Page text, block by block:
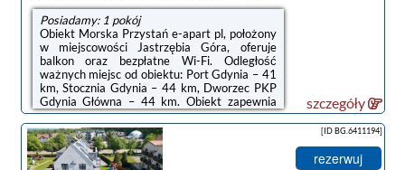
Posiadamy: 1 pokój
Obiekt Morska Przystań e-apart pl, położony
w miejscowości Jastrzębia Góra, oferuje
balkon oraz bezpłatne Wi-Fi. Odległość
ważnych miejsc od obiektu: Port Gdynia – 41
km, Stocznia Gdynia – 44 km, Dworzec PKP
Gdynia Główna – 44 km. Obiekt zapewnia
taras oraz bezpłatny prywatny parking. W
okolicy w odległości 1,4 km znajduje się Plaża
w Jastrzębiej Górze.W kwaterze prywatnej
znajduje się telewizor z płaskim ekranem. W
szczegóły
[ID BG.6411194]
rezerwuj